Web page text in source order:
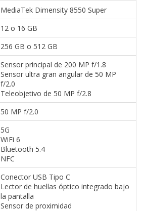
MediaTek Dimensity 8550 Super
12 o 16 GB
256 GB o 512 GB
Sensor principal de 200 MP f/1.8
Sensor ultra gran angular de 50 MP
f/2.0
Teleobjetivo de 50 MP f/2.8
50 MP f/2.0
5G
WiFi 6
Bluetooth 5.4
NFC
Conector USB Tipo C
Lector de huellas óptico integrado bajo
la pantalla
Sensor de proximidad